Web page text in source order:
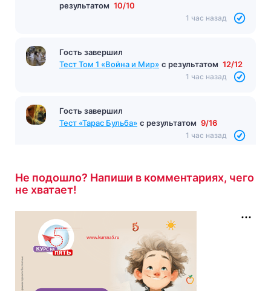
результатом 10/10
1 час назад
Гость завершил
Тест Том 1 «Война и Мир» с результатом 12/12
1 час назад
Гость завершил
Тест «Тарас Бульба» с результатом 9/16
1 час назад
Не подошло? Напиши в комментариях, чего
не хватает!